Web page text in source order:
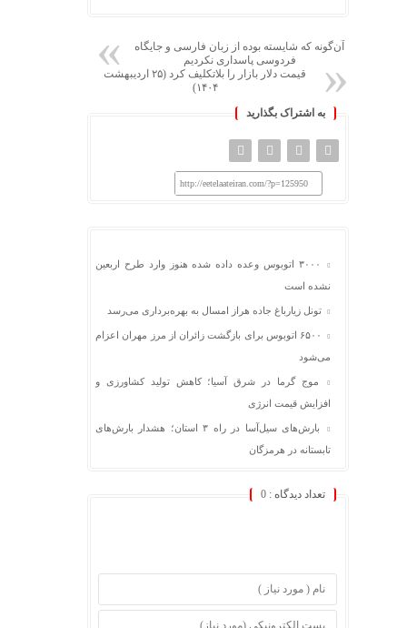
آن‌گونه که شایسته بوده از زبان فارسی و جایگاه
فردوسی پاسداری نکردیم
قیمت دلار بازار را بلاتکلیف کرد (۲۵ اردیبهشت
۱۴۰۴)
به اشتراک بگذارید
http://eetelaateiran.com/?p=125950
۳۰۰۰ اتوبوس وعده داده شده هنوز وارد طرح اربعین
نشده است
تونل زیارباغ جاده هراز امسال به بهره‌برداری می‌رسد
۶۵۰۰ اتوبوس برای بازگشت زائران از مرز مهران اعزام
می‌شود
موج گرما در شرق آسیا؛ کاهش تولید کشاورزی و
افزایش قیمت انرژی
بارش‌های سیل‌آسا در راه ۳ استان؛ هشدار بارش‌های
تابستانه در هرمزگان
تعداد دیدگاه : 0